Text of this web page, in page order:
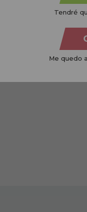
NO STOCK
Tendré
Me quedo